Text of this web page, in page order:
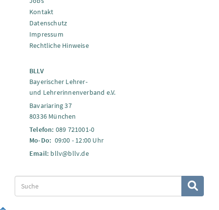
Kontakt
Datenschutz
Impressum
Rechtliche Hinweise
BLLV
Bayerischer Lehrer-
und Lehrerinnenverband e.V.
Bavariaring 37
80336 München
Telefon: 089 721001-0
Mo-Do: 09:00 - 12:00 Uhr
Email: bllv@bllv.de